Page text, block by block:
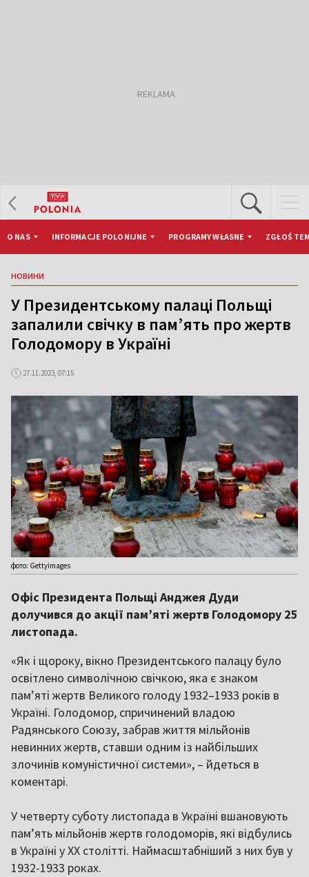
O NAS INFORMACJE POLONIJNE PROGRAMY WŁASNE ZGŁOŚ
НОВИНИ
У Президентському палаці Польщі
запалили свічку в пам’ять про жертв
Голодомору в Україні
27.11.2023, 07:15
фото: Gettyimages
Офіс Президента Польщі Анджея Дуди
долучився до акції пам’яті жертв Голодомору 25
листопада.
«Як і щороку, вікно Президентського палацу було
освітлено символічною свічкою, яка є знаком
пам’яті жертв Великого голоду 1932–1933 років в
Україні. Голодомор, спричинений владою
Радянського Союзу, забрав життя мільйонів
невинних жертв, ставши одним із найбільших
злочинів комуністичної системи», – йдеться в
коментарі.
У четверту суботу листопада в Україні вшановують
пам’ять мільйонів жертв голодоморів, які відбулись
в Україні у XX столітті. Наймасштабніший з них був у
1932-1933 роках.